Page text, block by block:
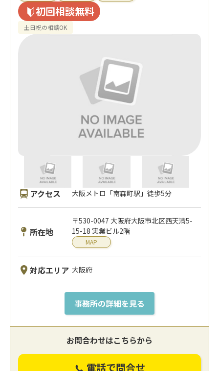
初回相談無料
土日祝の相談OK
アクセス 大阪メトロ「南森町駅」徒歩5分
所在地
〒530-0047 大阪府大阪市北区西天満5-
15-18 実業ビル2階
MAP
対応エリア 大阪府
事務所の詳細を見る
お問合わせはこちらから
電話で問合せ